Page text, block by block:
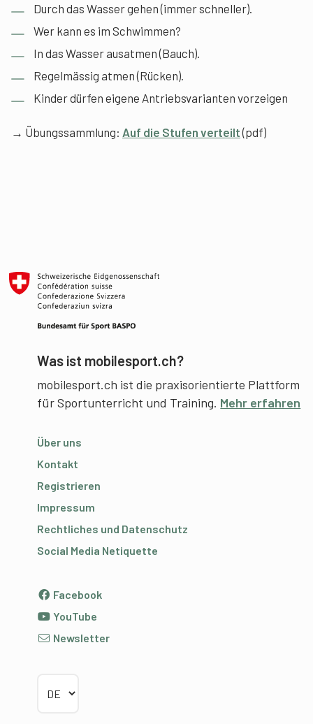
Durch das Wasser gehen (immer schneller).
Wer kann es im Schwimmen?
In das Wasser ausatmen (Bauch).
Regelmässig atmen (Rücken).
Kinder dürfen eigene Antriebsvarianten vorzeigen
→ Übungssammlung: Auf die Stufen verteilt(pdf)
Was ist mobilesport.ch?
mobilesport.ch ist die praxisorientierte Plattform
für Sportunterricht und Training. Mehr erfahren
Über uns
Kontakt
Registrieren
Impressum
Rechtliches und Datenschutz
Social Media Netiquette
Facebook
YouTube
Newsletter